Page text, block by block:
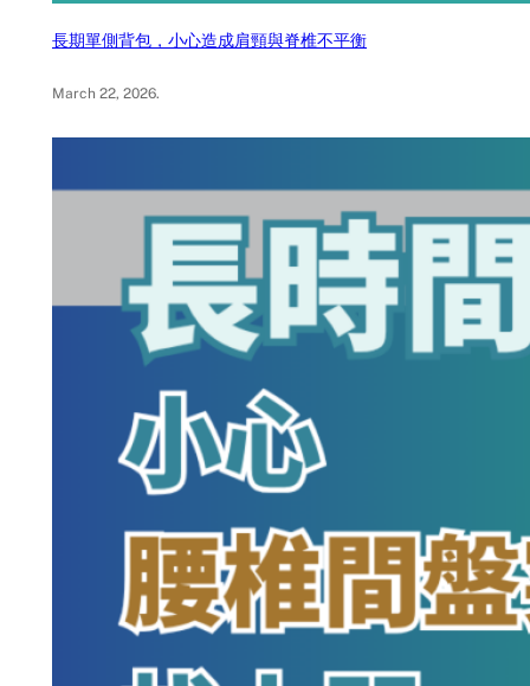
長期單側背包，小心造成肩頸與脊椎不平衡
March 22, 2026.